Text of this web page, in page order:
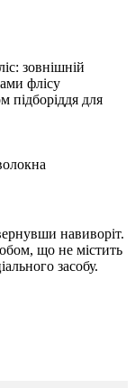
зовнішній
флісу
підборіддя для
навиворіт.
що не містить
засобу.